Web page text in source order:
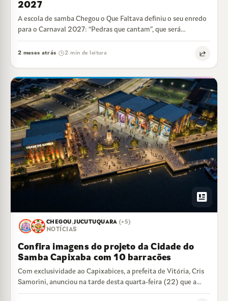
2027
A escola de samba Chegou o Que Faltava definiu o seu enredo
para o Carnaval 2027: “Pedras que cantam”, que será
desenvolvido…
2 meses atrás 2 min de leitura
newsmode
CHEGOU,JUCUTUQUARA (+5)
NOTÍCIAS
Confira imagens do projeto da Cidade do
Samba Capixaba com 10 barracões
Com exclusividade ao Capixabices, a prefeita de Vitória, Cris
Samorini, anunciou na tarde desta quarta-feira (22) que a
Cidade do Samba Capixaba…